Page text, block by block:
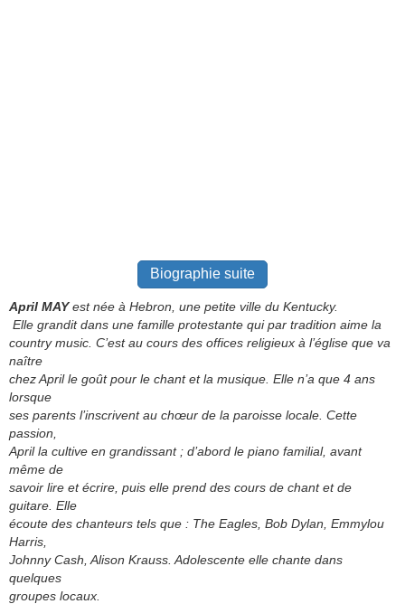
Biographie suite
April MAYest née à Hebron, une petite ville du Kentucky.
Elle grandit dans une famille protestante qui par tradition aime la
country music. C’est au cours des offices religieux à l’église que va
naître
chez April le goût pour le chant et la musique. Elle n’a que 4 ans
lorsque
ses parents l’inscrivent au chœur de la paroisse locale. Cette
passion,
April la cultive en grandissant ; d’abord le piano familial, avant
même de
savoir lire et écrire, puis elle prend des cours de chant et de
guitare. Elle
écoute des chanteurs tels que : The Eagles, Bob Dylan, Emmylou
Harris,
Johnny Cash, Alison Krauss. Adolescente elle chante dans
quelques
groupes locaux.